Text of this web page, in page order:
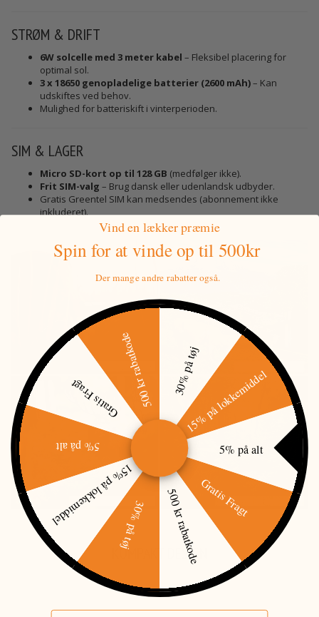
STRØM & DRIFT
6W solcelle med 3 meter kabel – Fleksibel placering for
optimal sol.
3 x 18650 genopladelige batterier (2600 mAh)– Kan
udskiftes ved behov.
Mulighed for batteriskift i vinterperioden.
SIM & LAGER
Micro SD-kort op til 128 GB (medfølger ikke).
Frit SIM-valg – Brug dansk eller udenlandsk udbyder.
Gratis Greentel SIM kan medsendes (abonnement ikke
inkluderet).
KOMPAKT DESIGN
Vind en lækker præmie
Spin for at vindeop til 500kr
Der mange andre rabatter også.
30% på tøj
15% på lokkemiddel
5% på alt
Gratis Fragt
500 kr rabatkode
30% på tøj
15% på lokkemiddel
5% på alt
Gratis Fragt500 kr rabatkode